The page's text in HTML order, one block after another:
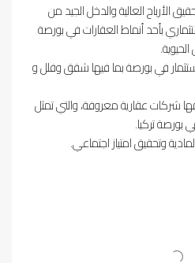
الأرباح العالية والدخل الجيد من
بأحد أنماط العقارات في بورصة
في بورصة بما فيها شقق وفلل و
شركات عقارية معروفة، والتي تمثل
بورصة تركيا.
وتحقيق امتياز اجتماعي.